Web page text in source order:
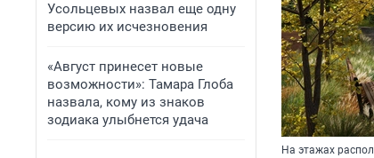
Усольцевых назвал еще одну
версию их исчезновения
«Август принесет новые
возможности»: Тамара Глоба
назвала, кому из знаков
зодиака улыбнется удача
На этажах